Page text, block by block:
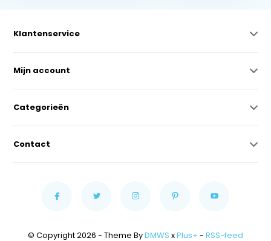
Klantenservice
Mijn account
Categorieën
Contact
© Copyright 2026 - Theme ByDMWS xPlus+ - RSS-feed